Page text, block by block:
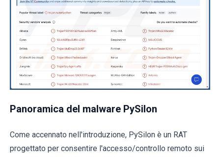
Panoramica del malware PySilon
Come accennato nell'introduzione, PySilon è un RAT
progettato per consentire l'accesso/controllo remoto sui